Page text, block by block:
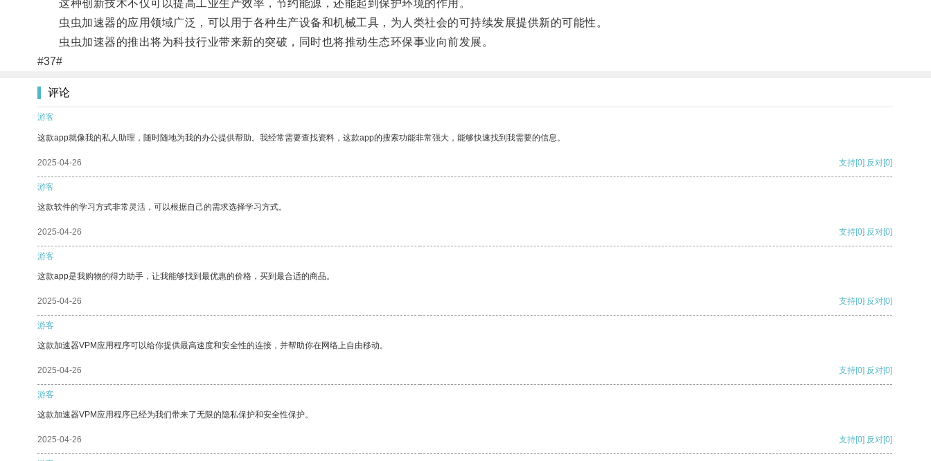
这种创新技术不仅可以提高工业生产效率，节约能源，还能起到保护环境的作用。
虫虫加速器的应用领域广泛，可以用于各种生产设备和机械工具，为人类社会的可持续发展提供新的可能性。
虫虫加速器的推出将为科技行业带来新的突破，同时也将推动生态环保事业向前发展。
#37#
评论
游客
这款app就像我的私人助理，随时随地为我的办公提供帮助。我经常需要查找资料，这款app的搜索功能非常强大，能够快速找到我需要的信息。
2025-04-26 支持[0] 反对[0]
游客
这款软件的学习方式非常灵活，可以根据自己的需求选择学习方式。
2025-04-26 支持[0] 反对[0]
游客
这款app是我购物的得力助手，让我能够找到最优惠的价格，买到最合适的商品。
2025-04-26 支持[0] 反对[0]
游客
这款加速器VPM应用程序可以给你提供最高速度和安全性的连接，并帮助你在网络上自由移动。
2025-04-26 支持[0] 反对[0]
游客
这款加速器VPM应用程序已经为我们带来了无限的隐私保护和安全性保护。
2025-04-26 支持[0] 反对[0]